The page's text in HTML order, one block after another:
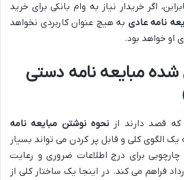
اگر خریدار نیاز به وام بانکی برای خرید
نامه عادی به هیچ عنوان کاربردی نخواهد
او خواهد بود.
شده مبایعه نامه دستی
قصد دارند از نحوه نوشتن مبایعه نامه
یک الگوی کلی و قابل پر کردن می تواند بسیار
چارچوبی برای درج اطلاعات ضروری و رعایت
فراهم می کند. در اینجا یک ساختار کلی از